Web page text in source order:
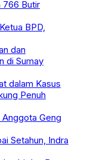
766 Butir
BPD,
dan
di Sumay
dalam Kasus
Penuh
Geng
Setahun, Indra